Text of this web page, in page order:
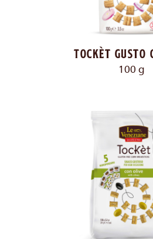
Tockèt gusto
100 g